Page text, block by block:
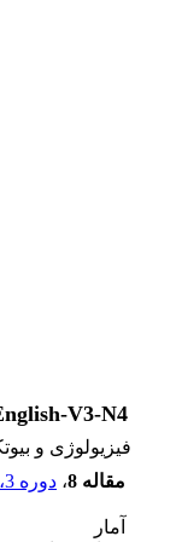
V3-N4
فیزیولوژی و
مقاله 8
، دوره 3، شماره 4
آمار